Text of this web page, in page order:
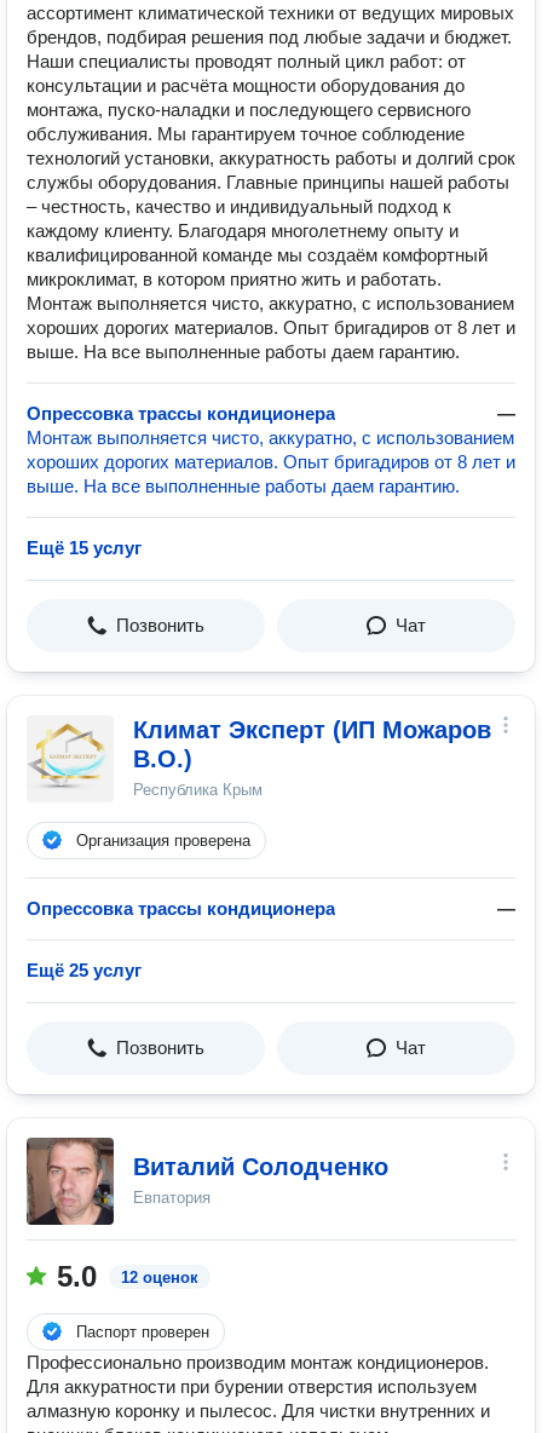
ассортимент климатической техники от ведущих мировых
брендов, подбирая решения под любые задачи и бюджет.
Наши специалисты проводят полный цикл работ: от
консультации и расчёта мощности оборудования до
монтажа, пуско-наладки и последующего сервисного
обслуживания. Мы гарантируем точное соблюдение
технологий установки, аккуратность работы и долгий срок
службы оборудования. Главные принципы нашей работы
– честность, качество и индивидуальный подход к
каждому клиенту. Благодаря многолетнему опыту и
квалифицированной команде мы создаём комфортный
микроклимат, в котором приятно жить и работать.
Монтаж выполняется чисто, аккуратно, с использованием
хороших дорогих материалов. Опыт бригадиров от 8 лет и
выше. На все выполненные работы даем гарантию.
Опрессовка трассы кондиционера
—
Монтаж выполняется чисто, аккуратно, с использованием
хороших дорогих материалов. Опыт бригадиров от 8 лет и
выше. На все выполненные работы даем гарантию.
Ещё 15 услуг
Позвонить Чат
Климат Эксперт (ИП Можаров
В.О.)
Республика Крым
Организация проверена
Опрессовка трассы кондиционера —
Ещё 25 услуг
Позвонить Чат
Виталий Солодченко
Евпатория
5.0 12 оценок
Паспорт проверен
Профессионально производим монтаж кондиционеров.
Для аккуратности при бурении отверстия используем
алмазную коронку и пылесос. Для чистки внутренних и